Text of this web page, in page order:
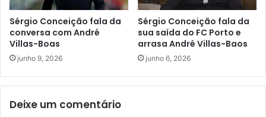
Sérgio Conceição fala da
conversa com André
Villas-Boas
junho 9, 2026
Sérgio Conceição fala da
sua saída do FC Porto e
arrasa André Villas-Baos
junho 6, 2026
Deixe um comentário